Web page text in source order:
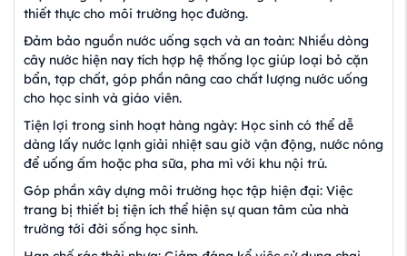
thiết thực cho môi trường học đường.
Đảm bảo nguồn nước uống sạch và an toàn: Nhiều dòng
cây nước hiện nay tích hợp hệ thống lọc giúp loại bỏ cặn
bẩn, tạp chất, góp phần nâng cao chất lượng nước uống
cho học sinh và giáo viên.
Tiện lợi trong sinh hoạt hàng ngày: Học sinh có thể dễ
dàng lấy nước lạnh giải nhiệt sau giờ vận động, nước nóng
để uống ấm hoặc pha sữa, pha mì với khu nội trú.
Góp phần xây dựng môi trường học tập hiện đại: Việc
trang bị thiết bị tiện ích thể hiện sự quan tâm của nhà
trường tới đời sống học sinh.